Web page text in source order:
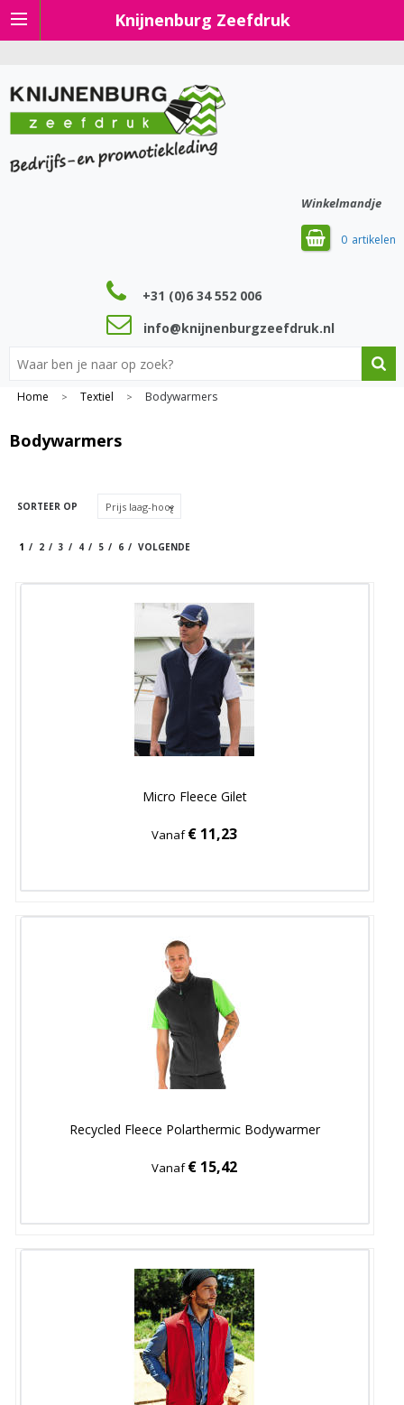
Knijnenburg Zeefdruk
Winkelmandje
0
+31 (0)6 34 552 006
info@knijnenburgzeefdruk.nl
Home > Textiel > Bodywarmers
Bodywarmers
SORTEER OP
1 2 3 4 5 6 VOLGENDE
Micro Fleece Gilet
Vanaf€ 11,23
Recycled Fleece Polarthermic Bodywarmer
Vanaf€ 15,42